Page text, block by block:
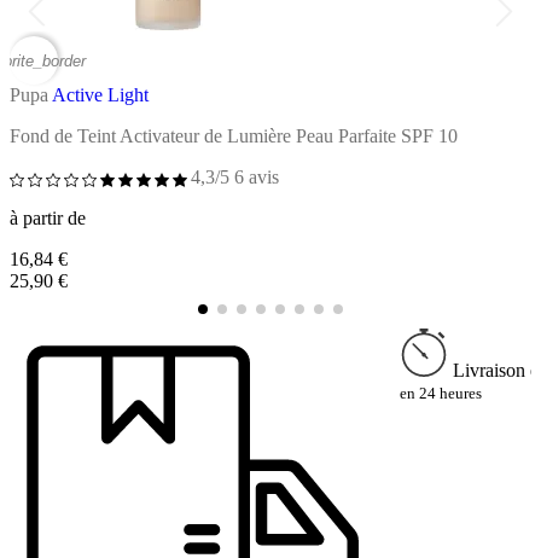
Pupa Active Light
Fond de Teint Activateur de Lumière Peau Parfaite SPF 10
4,3/5 6 avis
à partir de
16,84 €
25,90 €
Livraison
en 24 heures